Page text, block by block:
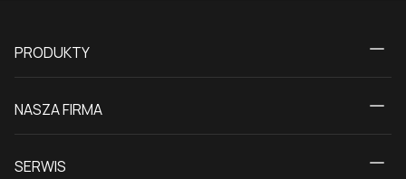
PRODUKTY
Okna
NASZA FIRMA
Kontakt z nami
SERWIS